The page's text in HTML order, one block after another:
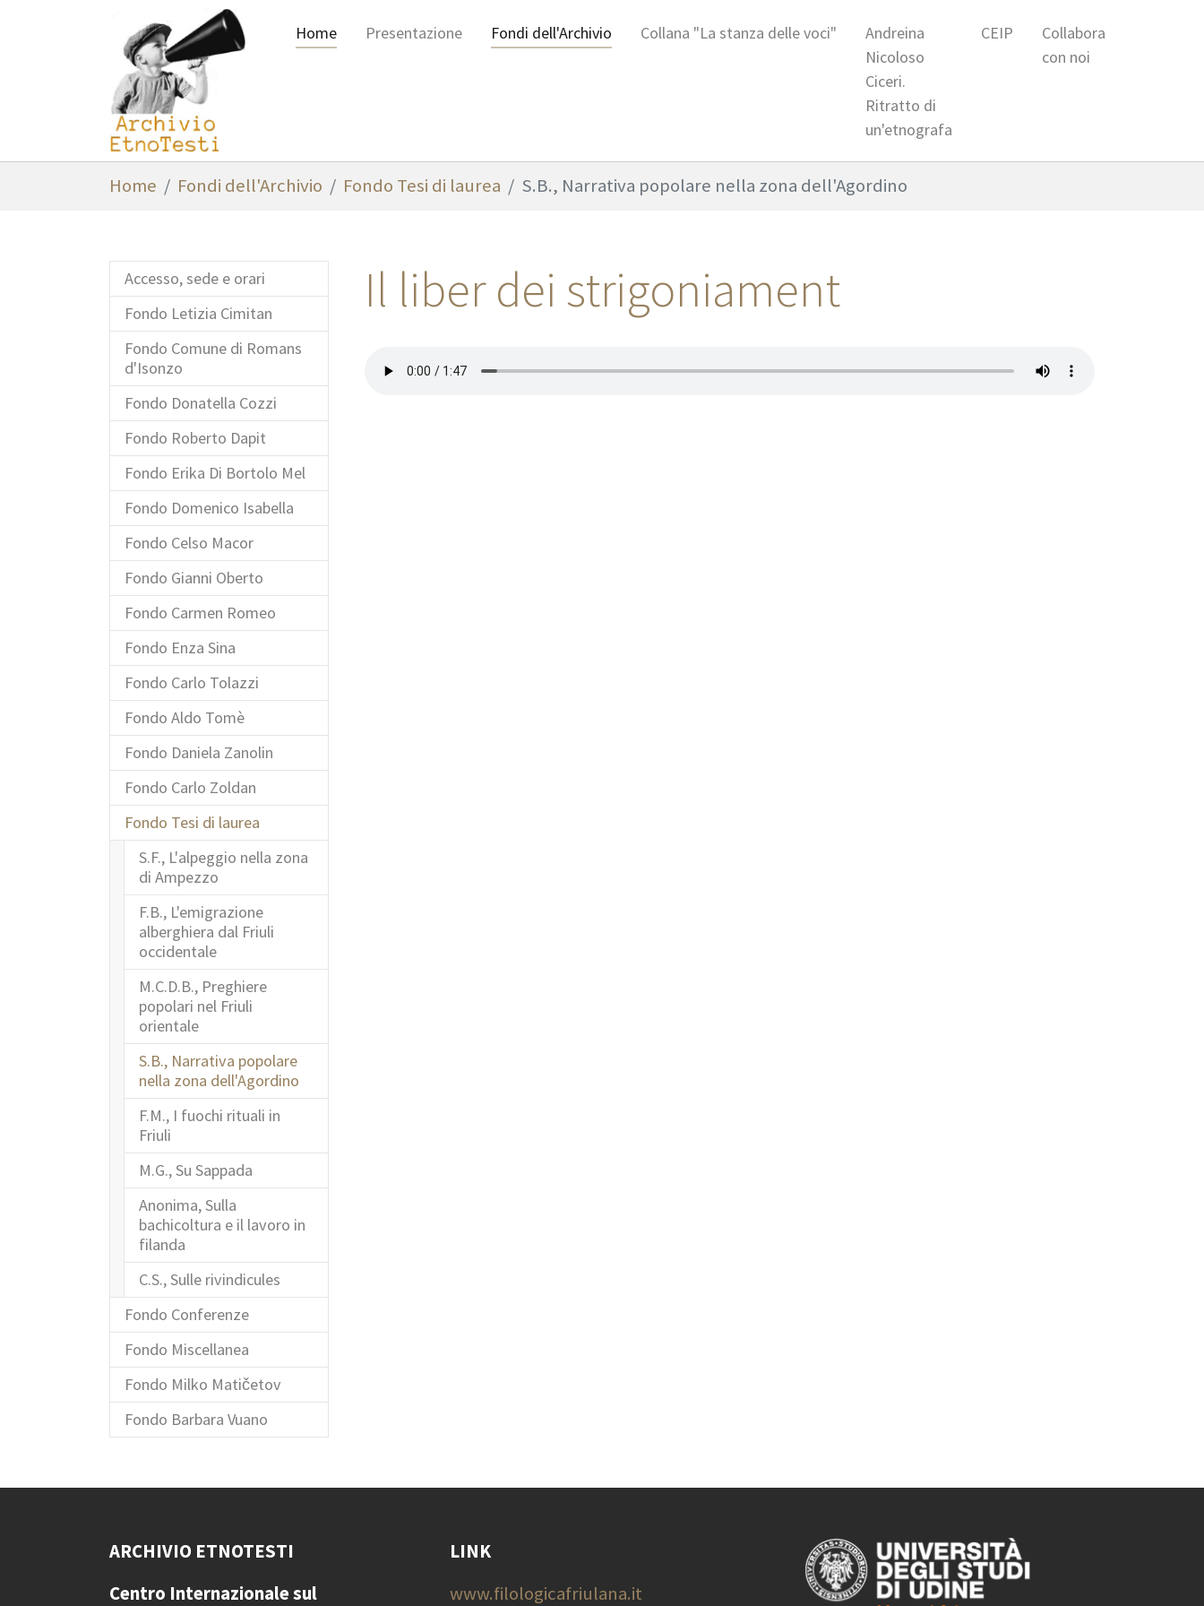
Home Presentazione Fondi dell'Archivio Collana "La stanza delle voci"
Andreina
Nicoloso
Ciceri.
Ritratto di
un'etnografa
CEIP
Collabora
con noi
You are here:
Home Fondi dell'Archivio Fondo Tesi di laurea S.B., Narrativa popolare nella zona dell'Agordino
Accesso, sede e orari
Fondo Letizia Cimitan
Fondo Comune di Romans
d'Isonzo
Fondo Donatella Cozzi
Fondo Roberto Dapit
Fondo Erika Di Bortolo Mel
Fondo Domenico Isabella
Fondo Celso Macor
Fondo Gianni Oberto
Fondo Carmen Romeo
Fondo Enza Sina
Fondo Carlo Tolazzi
Fondo Aldo Tomè
Fondo Daniela Zanolin
Fondo Carlo Zoldan
Fondo Tesi di laurea
S.F., L'alpeggio nella zona
di Ampezzo
F.B., L'emigrazione
alberghiera dal Friuli
occidentale
M.C.D.B., Preghiere
popolari nel Friuli
orientale
S.B., Narrativa popolare
nella zona dell'Agordino
F.M., I fuochi rituali in
Friuli
M.G., Su Sappada
Anonima, Sulla
bachicoltura e il lavoro in
filanda
C.S., Sulle rivindicules
Fondo Conferenze
Fondo Miscellanea
Fondo Milko Matičetov
Fondo Barbara Vuano
Il liber dei strigoniament
ARCHIVIO ETNOTESTI
Centro Internazionalesul
LINK
www.filologicafriulana.it